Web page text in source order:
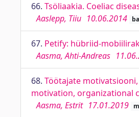
66. Tsöliaakia. Coeliac
Aaslepp, Tiiu 10.06.2014
67. Petify: hübriid-
Aasma, Ahti-Andreas
68. Töötajate
motivation, organizational
Aasma, Estrit 17.01.2019